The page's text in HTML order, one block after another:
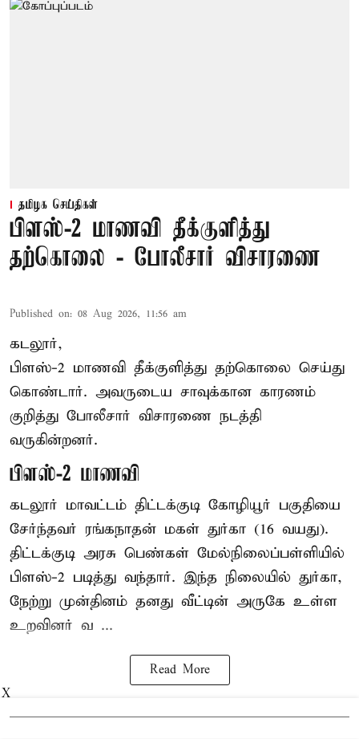
தமிழக செய்திகள்
பிளஸ்-2 மாணவி தீக்குளித்து
தற்கொலை - போலீசார் விசாரணை
Published on: 08 Aug 2026, 11:56 am
கடலூர்,
பிளஸ்-2 மாணவி தீக்குளித்து தற்கொலை செய்து
கொண்டார். அவருடைய சாவுக்கான காரணம்
குறித்து போலீசார் விசாரணை நடத்தி
வருகின்றனர்.
பிளஸ்-2 மாணவி
கடலூர் மாவட்டம் திட்டக்குடி கோழியூர் பகுதியை
சேர்ந்தவர் ரங்கநாதன் மகள் துர்கா (16 வயது).
திட்டக்குடி அரசு பெண்கள் மேல்நிலைப்பள்ளியில்
பிளஸ்-2 படித்து வந்தார். இந்த நிலையில் துர்கா,
நேற்று முன்தினம் தனது வீட்டின் அருகே உள்ள
உறவினர் வ ...
Read More
X